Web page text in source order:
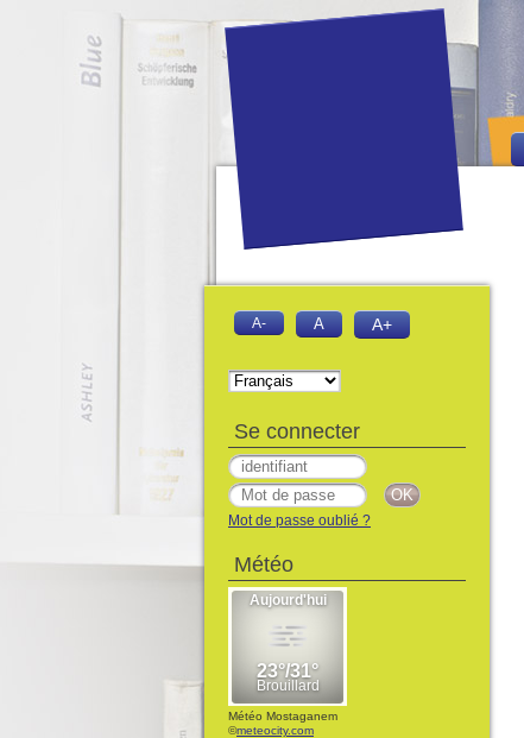
A- A A+
Se connecter
Mot de passe oublié ?
Météo
Météo Mostaganem
©meteocity.com